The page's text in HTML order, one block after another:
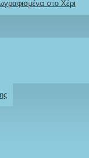
στο Χέρι